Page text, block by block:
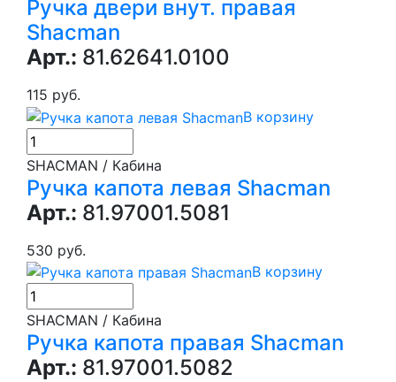
Ручка двери внут. правая
Shacman
Арт.: 81.62641.0100
115 руб.
В корзину
SHACMAN / Кабина
Ручка капота левая Shacman
Арт.: 81.97001.5081
530 руб.
В корзину
SHACMAN / Кабина
Ручка капота правая Shacman
Арт.: 81.97001.5082